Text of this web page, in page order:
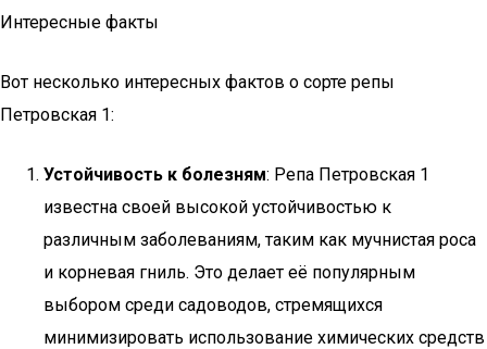
Интересные факты
Вот несколько интересных фактов о сорте репы
Петровская 1:
Устойчивость к болезням: Репа Петровская 1
известна своей высокой устойчивостью к
различным заболеваниям, таким как мучнистая роса
и корневая гниль. Это делает её популярным
выбором среди садоводов, стремящихся
минимизировать использование химических средств